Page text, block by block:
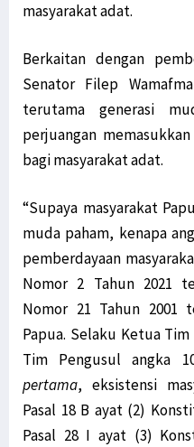
masyarakat adat.
Berkaitan dengan
Senator Filep
terutama generasi
perjuangan
bagi masyarakat adat.
“Supaya masyarakat
muda paham, kenapa
pemberdayaan
Nomor 2 Tahun 2021
Nomor 21 Tahun 2001
Papua. Selaku Ketua
Tim Pengusul angka
pertama, eksistensi
Pasal 18 B ayat (2)
Pasal 28 I ayat (3)